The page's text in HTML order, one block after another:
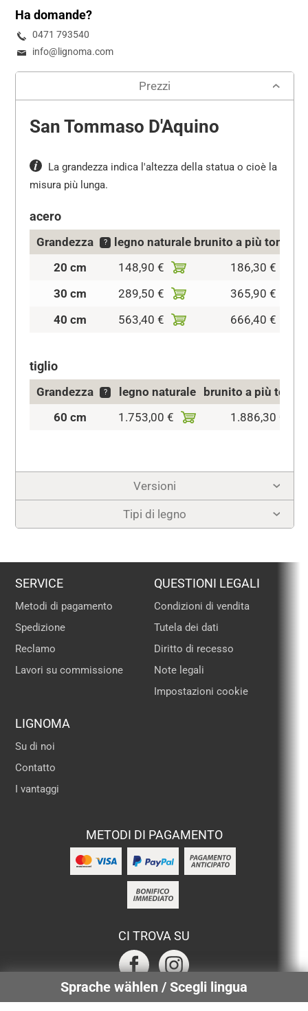
Sprache wählen / Scegli lingua
Ha domande?
0471 793540
info@lignoma.com
Prezzi
San Tommaso D'Aquino
La grandezza indica l'altezza della statua o cioè la
misura più lunga.
acero
Grandezza ? legno naturale brunito a più tonalità
20 cm
148,90 €
186,30 €
30 cm
289,50 €
365,90 €
40 cm
563,40 € 666,40 €
tiglio
Grandezza ? legno naturale
brunito a più
60 cm
1.753,00 € 1.886,30 €
Versioni
Tipi di legno
SERVICE
Metodi di pagamento
Spedizione
Reclamo
Lavori su commissione
QUESTIONI LEGALI
Condizioni di vendita
Tutela dei dati
Diritto di recesso
Note legali
Impostazioni cookie
LIGNOMA
Su di noi
Contatto
I vantaggi
METODI DI PAGAMENTO
CI TROVA SU
SERVIZI CERTIFICATI